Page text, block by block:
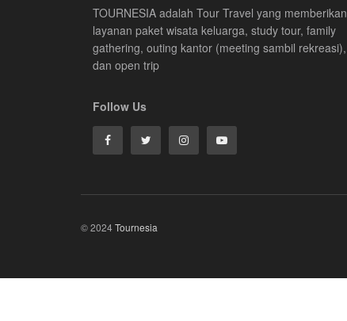
TOURNESIA adalah Tour Travel yang memberikan
layanan paket wisata keluarga, study tour, family
gathering, outing kantor (meeting sambil rekreasi),
dan open trip
Follow Us
© 2024Tournesia